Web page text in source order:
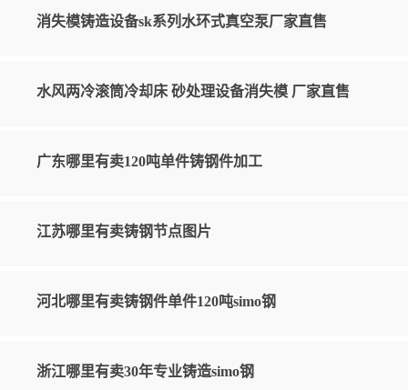
消失模铸造设备sk系列水环式真空泵厂家直售
水风两冷滚筒冷却床 砂处理设备消失模 厂家直售
广东哪里有卖120吨单件铸钢件加工
江苏哪里有卖铸钢节点图片
河北哪里有卖铸钢件单件120吨simo钢
浙江哪里有卖30年专业铸造simo钢